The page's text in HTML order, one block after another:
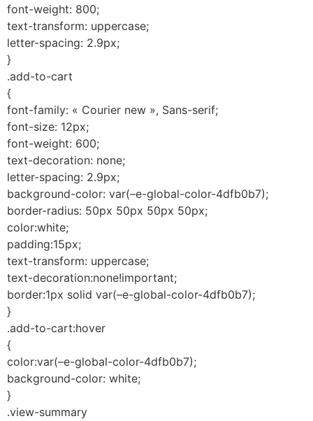
font-weight: 800;
text-transform: uppercase;
letter-spacing: 2.9px;
}
.add-to-cart
{
font-family: « Courier new », Sans-serif;
font-size: 12px;
font-weight: 600;
text-decoration: none;
letter-spacing: 2.9px;
background-color: var(–e-global-color-4dfb0b7);
border-radius: 50px 50px 50px 50px;
color:white;
padding:15px;
text-transform: uppercase;
text-decoration:none!important;
border:1px solid var(–e-global-color-4dfb0b7);
}
.add-to-cart:hover
{
color:var(–e-global-color-4dfb0b7);
background-color: white;
}
.view-summary